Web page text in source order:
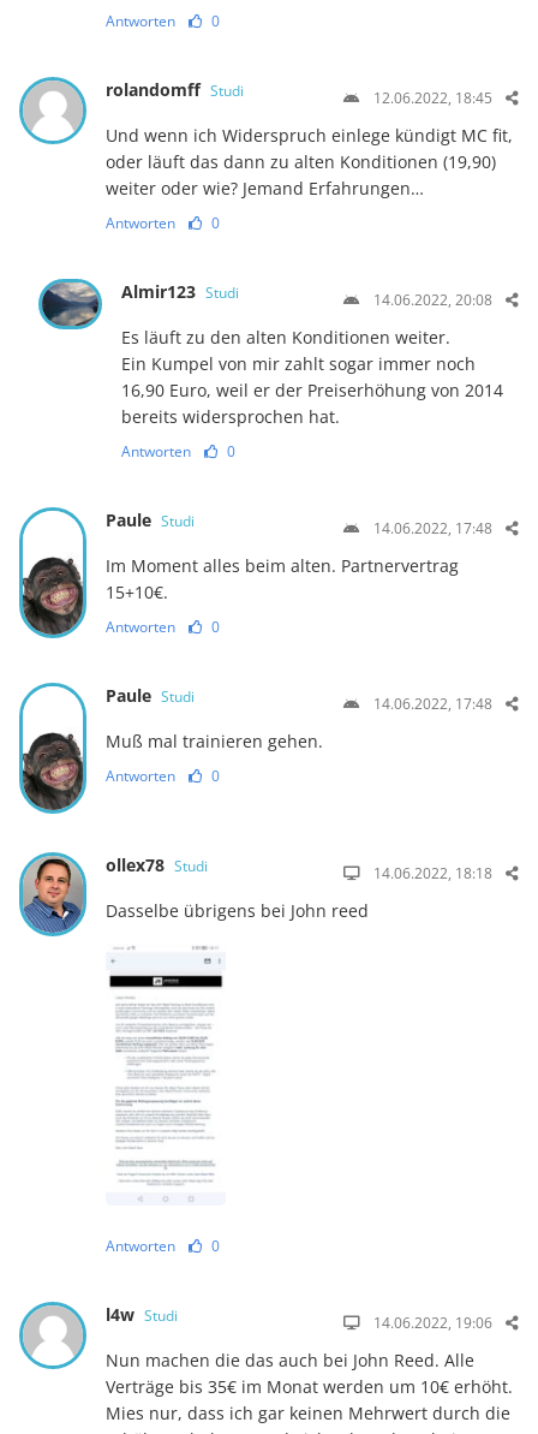
Antworten 0
rolandomff Studi 12.06.2022, 18:45
Und wenn ich Widerspruch einlege kündigt MC fit,
oder läuft das dann zu alten Konditionen (19,90)
weiter oder wie? Jemand Erfahrungen…
Antworten 0
Almir123 Studi 14.06.2022, 20:08
Es läuft zu den alten Konditionen weiter.
Ein Kumpel von mir zahlt sogar immer noch
16,90 Euro, weil er der Preiserhöhung von 2014
bereits widersprochen hat.
Antworten 0
Paule Studi 14.06.2022, 17:48
Im Moment alles beim alten. Partnervertrag
15+10€.
Antworten 0
Paule Studi 14.06.2022, 17:48
Muß mal trainieren gehen.
Antworten 0
ollex78 Studi 14.06.2022, 18:18
Dasselbe übrigens bei John reed
Antworten 0
l4w Studi 14.06.2022, 19:06
Nun machen die das auch bei John Reed. Alle
Verträge bis 35€ im Monat werden um 10€ erhöht.
Mies nur, dass ich gar keinen Mehrwert durch die